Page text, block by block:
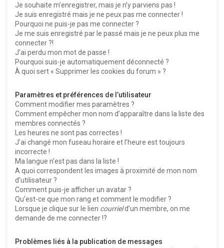
Je souhaite m’enregistrer, mais je n’y parviens pas !
Je suis enregistré mais je ne peux pas me connecter !
Pourquoi ne puis-je pas me connecter ?
Je me suis enregistré par le passé mais je ne peux plus me
connecter ?!
J’ai perdu mon mot de passe !
Pourquoi suis-je automatiquement déconnecté ?
À quoi sert « Supprimer les cookies du forum » ?
Paramètres et préférences de l’utilisateur
Comment modifier mes paramètres ?
Comment empêcher mon nom d’apparaître dans la liste des
membres connectés ?
Les heures ne sont pas correctes !
J’ai changé mon fuseau horaire et l’heure est toujours
incorrecte !
Ma langue n’est pas dans la liste !
A quoi correspondent les images à proximité de mon nom
d’utilisateur ?
Comment puis-je afficher un avatar ?
Qu’est-ce que mon rang et comment le modifier ?
Lorsque je clique sur le lien courrield’un membre, on me
demande de me connecter !?
Problèmes liés à la publication de messages